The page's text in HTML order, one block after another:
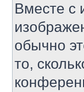
Вместе с
обычно
то,